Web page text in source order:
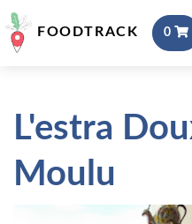
FOODTRACK 0
L'estra
Moulu